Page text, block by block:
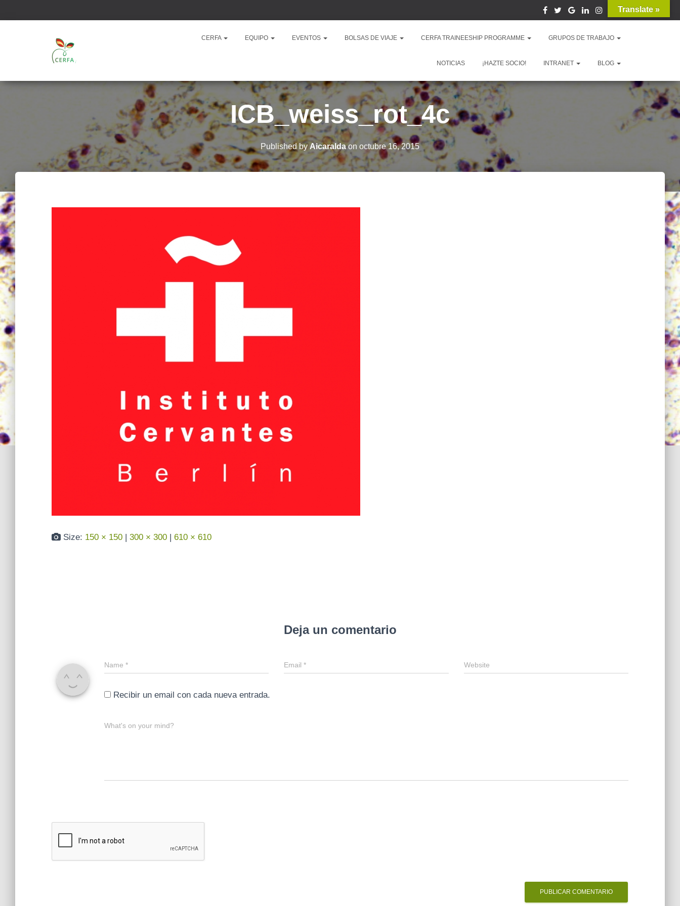
CERFA EQUIPO EVENTOS BOLSAS DE VIAJE CERFA TRAINEESHIP PROGRAMME GRUPOS DE TRABAJO
NOTICIAS ¡HAZTE SOCIO! INTRANET BLOG
ICB_weiss_rot_4c
Published by Aicaraldaon octubre 16, 2015
Size: 150 × 150 | 300 × 300 | 610 × 610
Deja un comentario
Name * Email* Website
Recibir un email con cada nueva entrada.
What's on your mind?
Translate »